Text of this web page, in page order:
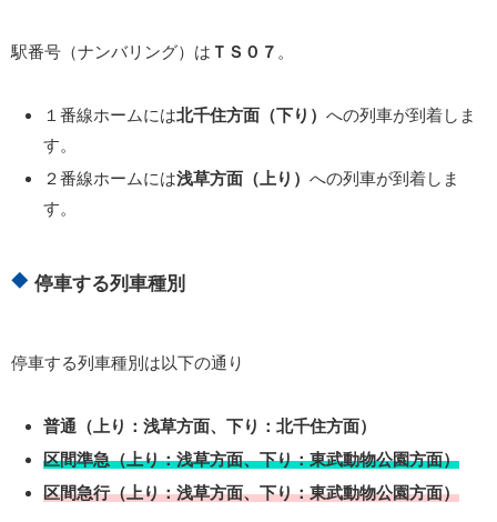
駅番号（ナンバリング）は ＴＳ０７ 。
１番線ホームには北千住方面（下り） への列車が到着しま
す。
２番線ホームには浅草方面（上り） への列車が到着しま
す。
停車する列車種別
停車する列車種別は以下の通り
普通（上り：浅草方面、下り：北千住方面）
区間準急（上り：浅草方面、下り：東武動物公園方面）
区間急行（上り：浅草方面、下り：東武動物公園方面）